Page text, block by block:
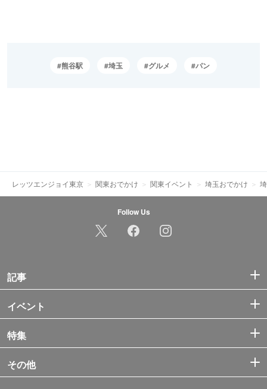
熊谷駅 埼玉 グルメ パン
レッツエンジョイ東京 関東おでかけ 関東イベント 埼玉おでかけ
Follow Us
記事
イベント
特集
その他